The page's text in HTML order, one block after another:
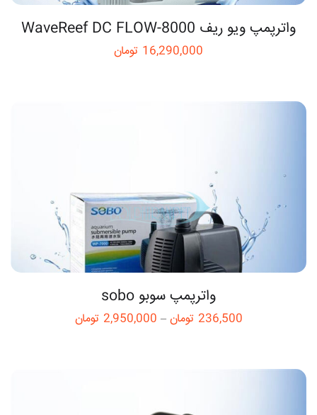
واترپمپ ویو ریف WaveReef DC FLOW‑8000
16,290,000 تومان
واترپمپ سوبو sobo
236,500 تومان –
2,950,000 تومان